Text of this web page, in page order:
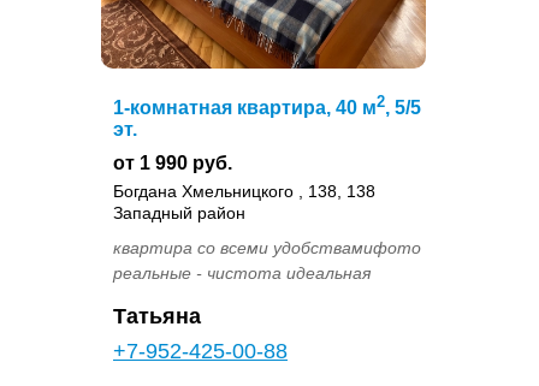
1-комнатная квартира, 40 м2, 5/5
эт.
от 1 990 руб.
Богдана Хмельницкого , 138, 138
Западный район
квартира со всеми удобствамифото
реальные - чистота идеальная
Татьяна
+7-952-425-00-88